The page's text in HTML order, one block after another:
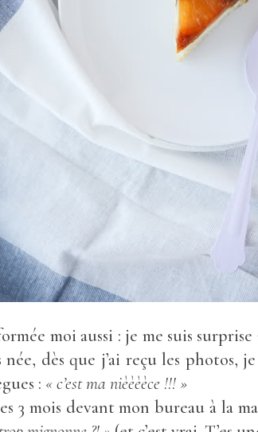
moi aussi : je me suis
dès que j’ai reçu les photos,
: « c’est ma nièèèèce !!! »
3 mois devant mon bureau à la